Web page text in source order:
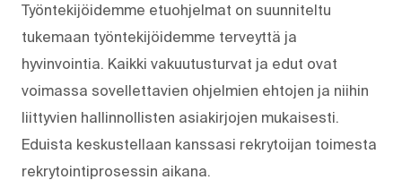
Työntekijöidemme etuohjelmat on suunniteltu
tukemaan työntekijöidemme terveyttä ja
hyvinvointia. Kaikki vakuutusturvat ja edut ovat
voimassa sovellettavien ohjelmien ehtojen ja niihin
liittyvien hallinnollisten asiakirjojen mukaisesti.
Eduista keskustellaan kanssasi rekrytoijan toimesta
rekrytointiprosessin aikana.